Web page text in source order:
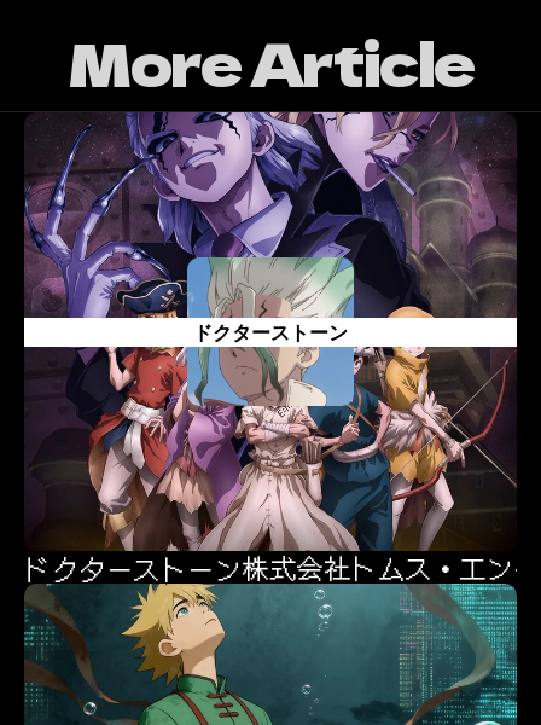
More Article
ドクターストーン
ドクターストーン
ドクターストーン
株式会社トムス・エン